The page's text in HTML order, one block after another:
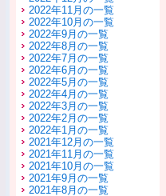
2022年11月の一覧
2022年10月の一覧
2022年9月の一覧
2022年8月の一覧
2022年7月の一覧
2022年6月の一覧
2022年5月の一覧
2022年4月の一覧
2022年3月の一覧
2022年2月の一覧
2022年1月の一覧
2021年12月の一覧
2021年11月の一覧
2021年10月の一覧
2021年9月の一覧
2021年8月の一覧